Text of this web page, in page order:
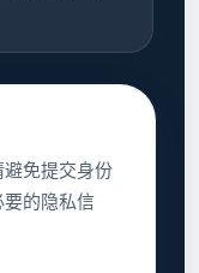
免提交身份
的隐私信